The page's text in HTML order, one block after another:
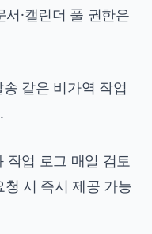
·캘린더 풀 권한은
송 같은 비가역 작업
작업 로그 매일 검토
시 즉시 제공 가능